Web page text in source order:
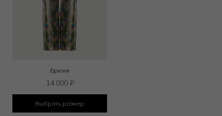
Брюки
14 000 ₽
Выбрать размер